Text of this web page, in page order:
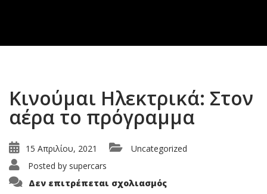
Κινούμαι Ηλεκτρικά: Στον
αέρα το πρόγραμμα
15 Απριλίου, 2021
Uncategorized
Posted by supercars
Δεν επιτρέπεται σχολιασμόςστο
Κινούμαι